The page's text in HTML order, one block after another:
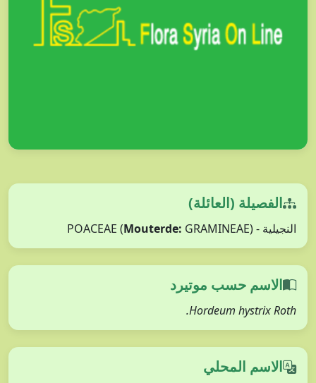
الفصيلة (العائلة)
النجيلية - POACEAE ( Mouterde: GRAMINEAE)
الاسم حسب موتيرد
Hordeum hystrix Roth.
الاسم المحلي